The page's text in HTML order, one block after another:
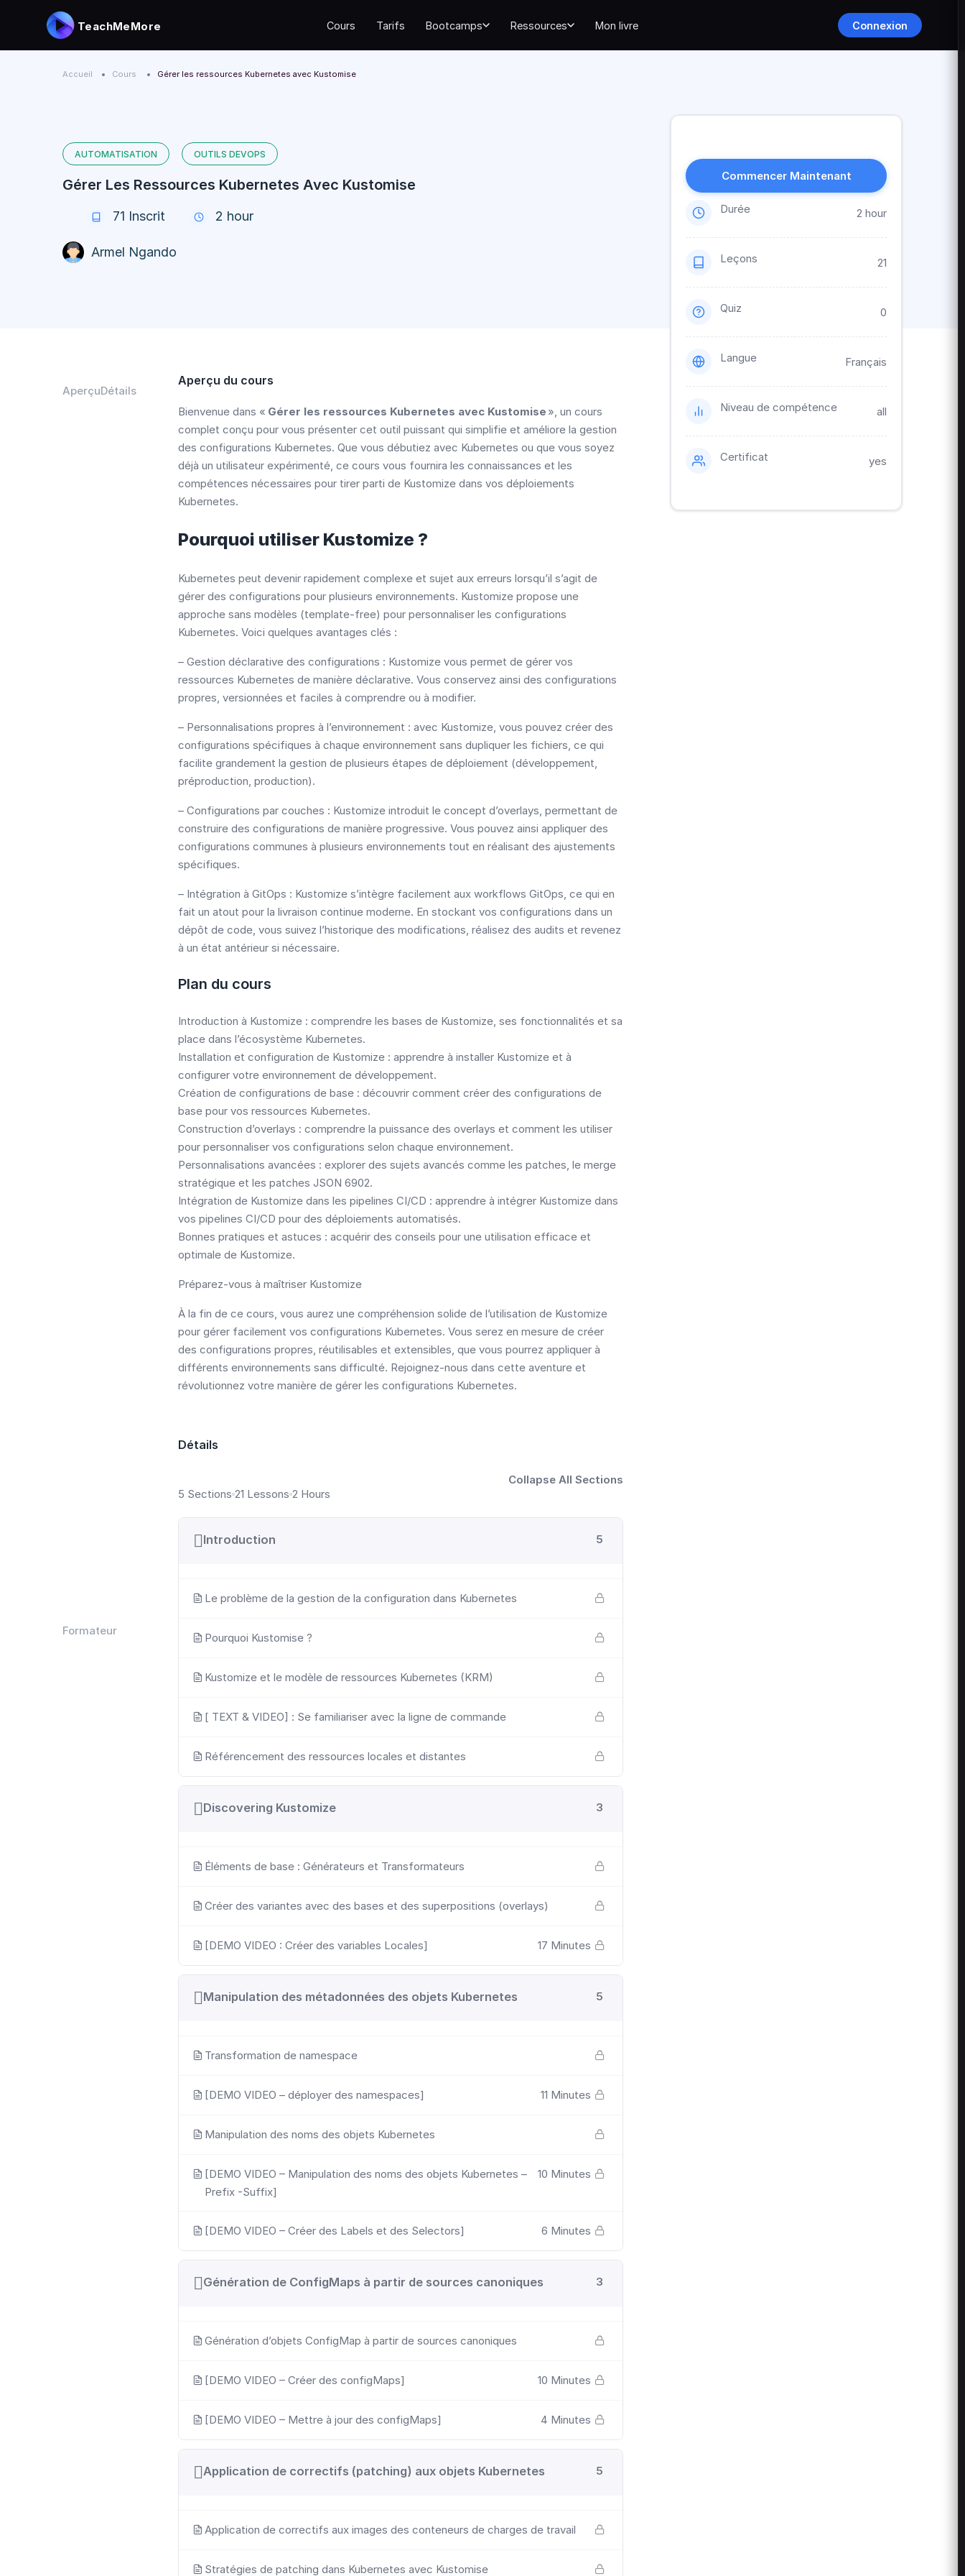
TeachMeMore Cours Tarifs Bootcamps Ressources Mon livre Connexion
Accueil Cours Gérer les ressources Kubernetes avec Kustomise
AUTOMATISATION OUTILS DEVOPS
Gérer Les Ressources Kubernetes Avec Kustomise
71 Inscrit 2 hour
Armel Ngando
AperçuDétails
Formateur
Aperçu du cours
Bienvenue dans « Gérer les ressources Kubernetes avec Kustomise », un cours
complet conçu pour vous présenter cet outil puissant qui simplifie et améliore la gestion
des configurations Kubernetes. Que vous débutiez avec Kubernetes ou que vous soyez
déjà un utilisateur expérimenté, ce cours vous fournira les connaissances et les
compétences nécessaires pour tirer parti de Kustomize dans vos déploiements
Kubernetes.
Pourquoi utiliser Kustomize ?
Kubernetes peut devenir rapidement complexe et sujet aux erreurs lorsqu’il s’agit de
gérer des configurations pour plusieurs environnements. Kustomize propose une
approche sans modèles (template-free) pour personnaliser les configurations
Kubernetes. Voici quelques avantages clés :
– Gestion déclarative des configurations : Kustomize vous permet de gérer vos
ressources Kubernetes de manière déclarative. Vous conservez ainsi des configurations
propres, versionnées et faciles à comprendre ou à modifier.
– Personnalisations propres à l’environnement : avec Kustomize, vous pouvez créer des
configurations spécifiques à chaque environnement sans dupliquer les fichiers, ce qui
facilite grandement la gestion de plusieurs étapes de déploiement (développement,
préproduction, production).
– Configurations par couches : Kustomize introduit le concept d’overlays, permettant de
construire des configurations de manière progressive. Vous pouvez ainsi appliquer des
configurations communes à plusieurs environnements tout en réalisant des ajustements
spécifiques.
– Intégration à GitOps : Kustomize s’intègre facilement aux workflows GitOps, ce qui en
fait un atout pour la livraison continue moderne. En stockant vos configurations dans un
dépôt de code, vous suivez l’historique des modifications, réalisez des audits et revenez
à un état antérieur si nécessaire.
Plan du cours
Introduction à Kustomize : comprendre les bases de Kustomize, ses fonctionnalités et sa
place dans l’écosystème Kubernetes.
Installation et configuration de Kustomize : apprendre à installer Kustomize et à
configurer votre environnement de développement.
Création de configurations de base : découvrir comment créer des configurations de
base pour vos ressources Kubernetes.
Construction d’overlays : comprendre la puissance des overlays et comment les utiliser
pour personnaliser vos configurations selon chaque environnement.
Personnalisations avancées : explorer des sujets avancés comme les patches, le merge
stratégique et les patches JSON 6902.
Intégration de Kustomize dans les pipelines CI/CD : apprendre à intégrer Kustomize dans
vos pipelines CI/CD pour des déploiements automatisés.
Bonnes pratiques et astuces : acquérir des conseils pour une utilisation efficace et
optimale de Kustomize.
Préparez-vous à maîtriser Kustomize
À la fin de ce cours, vous aurez une compréhension solide de l’utilisation de Kustomize
pour gérer facilement vos configurations Kubernetes. Vous serez en mesure de créer
des configurations propres, réutilisables et extensibles, que vous pourrez appliquer à
différents environnements sans difficulté. Rejoignez-nous dans cette aventure et
révolutionnez votre manière de gérer les configurations Kubernetes.
Détails
5 Sections 21 Lessons 2 Hours
Collapse All Sections
Introduction 5
Le problème de la gestion de la configuration dans Kubernetes
Pourquoi Kustomise ?
Kustomize et le modèle de ressources Kubernetes (KRM)
[ TEXT & VIDEO] : Se familiariser avec la ligne de commande
Référencement des ressources locales et distantes
Discovering Kustomize 3
Éléments de base : Générateurs et Transformateurs
Créer des variantes avec des bases et des superpositions (overlays)
[DEMO VIDEO : Créer des variables Locales] 17 Minutes
Manipulation des métadonnées des objets Kubernetes 5
Transformation de namespace
[DEMO VIDEO – déployer des namespaces] 11 Minutes
Manipulation des noms des objets Kubernetes
[DEMO VIDEO – Manipulation des noms des objets Kubernetes –
Prefix -Suffix]
10 Minutes
[DEMO VIDEO – Créer des Labels et des Selectors] 6 Minutes
Génération de ConfigMaps à partir de sources canoniques 3
Génération d’objets ConfigMap à partir de sources canoniques
[DEMO VIDEO – Créer des configMaps] 10 Minutes
[DEMO VIDEO – Mettre à jour des configMaps] 4 Minutes
Application de correctifs (patching) aux objets Kubernetes 5
Application de correctifs aux images des conteneurs de charges de travail
Stratégies de patching dans Kubernetes avec Kustomise
Commencer Maintenant
Durée 2 hour
Leçons 21
Quiz 0
Langue Français
Niveau de compétence all
Certificat yes